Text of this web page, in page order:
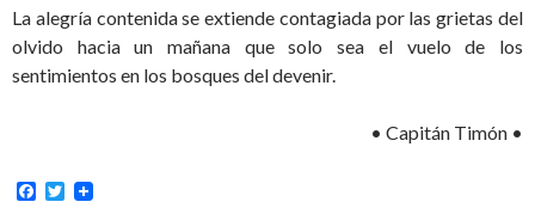
La alegría contenida se extiende contagiada por las grietas del
olvido hacia un mañana que solo sea el vuelo de los
sentimientos en los bosques del devenir.
• Capitán Timón •
F
T